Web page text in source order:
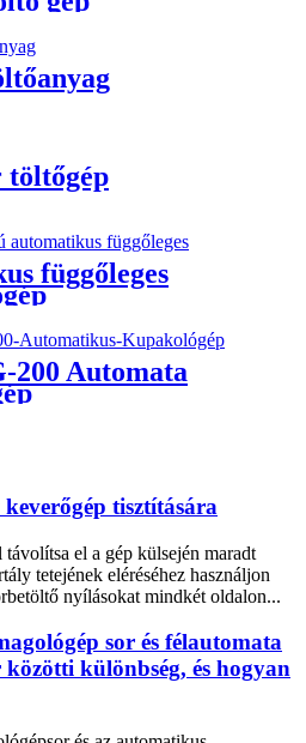
töltőgép
függőleges
200 Automata
tisztítására
el a gép külsején maradt
tetejének eléréséhez használjon
nyílásokat mindkét oldalon...
sor és félautomata
közötti különbség, és hogyan